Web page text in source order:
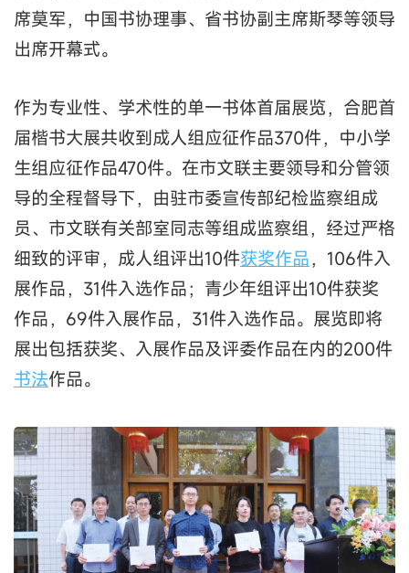
席莫军，中国书协理事、省书协副主席斯琴等领导
出席开幕式。
作为专业性、学术性的单一书体首届展览，合肥首
届楷书大展共收到成人组应征作品370件，中小学
生组应征作品470件。在市文联主要领导和分管领
导的全程督导下，由驻市委宣传部纪检监察组成
员、市文联有关部室同志等组成监察组，经过严格
细致的评审，成人组评出10件获奖作品，106件入
展作品，31件入选作品；青少年组评出10件获奖
作品，69件入展作品，31件入选作品。展览即将
展出包括获奖、入展作品及评委作品在内的200件
书法作品。